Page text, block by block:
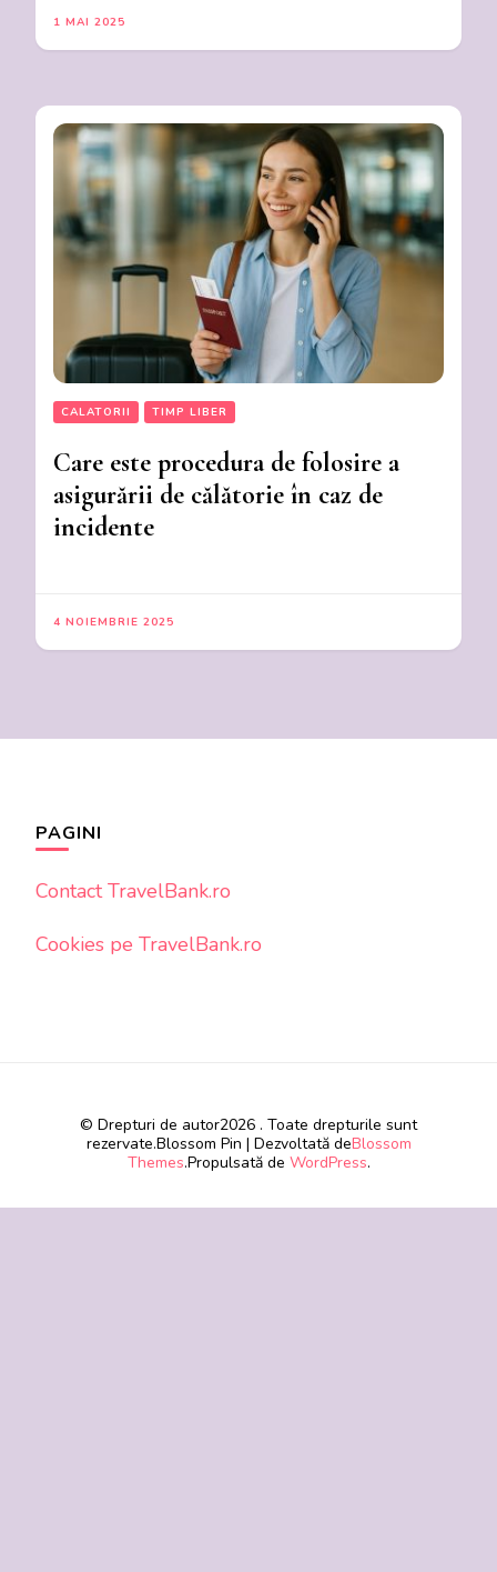
1 MAI 2025
CALATORII TIMP LIBER
Care este procedura de folosire a
asigurării de călătorie în caz de
incidente
4 NOIEMBRIE 2025
PAGINI
Contact TravelBank.ro
Cookies pe TravelBank.ro
© Drepturi de autor2026 . Toate drepturile sunt
rezervate.Blossom Pin | Dezvoltată deBlossom
Themes.Propulsată de WordPress.